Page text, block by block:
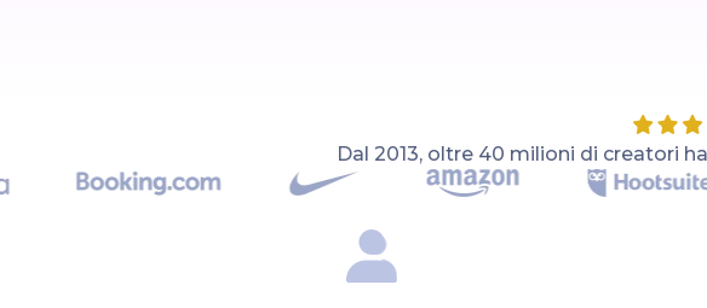
Dal 2013, oltre 40 milioni di creatori